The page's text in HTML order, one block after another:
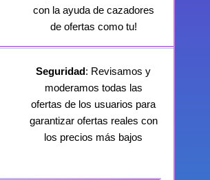
con la ayuda de cazadores
de ofertas como tu!
Seguridad: Revisamos y
moderamos todas las
ofertas de los usuarios para
garantizar ofertas reales con
los precios más bajos